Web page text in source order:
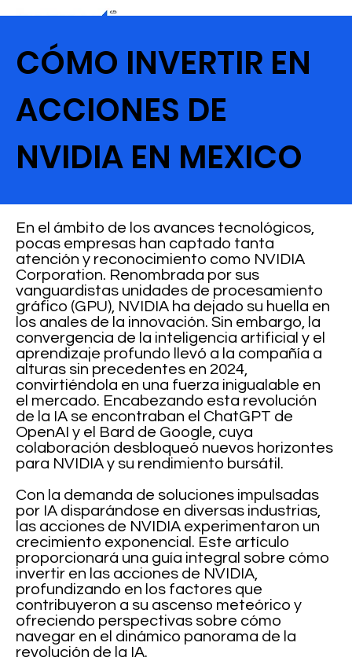
CÓMO INVERTIR EN
ACCIONES DE
NVIDIA EN MEXICO
En el ámbito de los avances tecnológicos,
pocas empresas han captado tanta
atención y reconocimiento como NVIDIA
Corporation. Renombrada por sus
vanguardistas unidades de procesamiento
gráfico (GPU), NVIDIA ha dejado su huella en
los anales de la innovación. Sin embargo, la
convergencia de la inteligencia artificial y el
aprendizaje profundo llevó a la compañía a
alturas sin precedentes en 2024,
convirtiéndola en una fuerza inigualable en
el mercado. Encabezando esta revolución
de la IA se encontraban el ChatGPT de
OpenAI y el Bard de Google, cuya
colaboración desbloqueó nuevos horizontes
para NVIDIA y su rendimiento bursátil.
Con la demanda de soluciones impulsadas
por IA disparándose en diversas industrias,
las acciones de NVIDIA experimentaron un
crecimiento exponencial. Este artículo
proporcionará una guía integral sobre cómo
invertir en las acciones de NVIDIA,
profundizando en los factores que
contribuyeron a su ascenso meteórico y
ofreciendo perspectivas sobre cómo
navegar en el dinámico panorama de la
revolución de la IA.